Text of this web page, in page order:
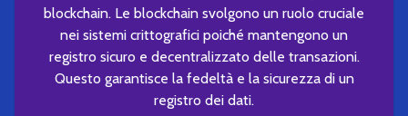
blockchain. Le blockchain svolgono un ruolo cruciale
nei sistemi crittografici poiché mantengono un
registro sicuro e decentralizzato delle transazioni.
Questo garantisce la fedeltà e la sicurezza di un
registro dei dati.